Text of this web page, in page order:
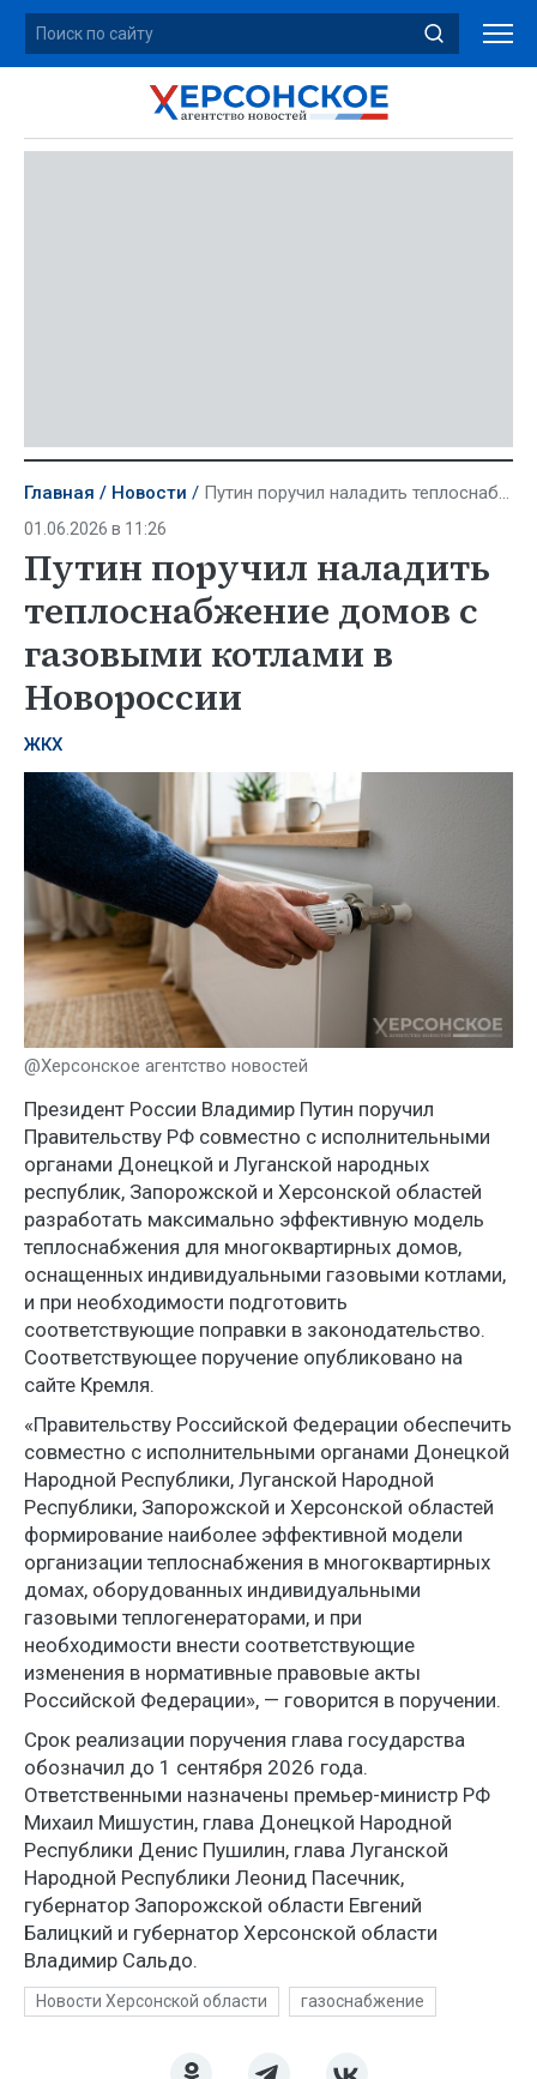
Главная Новости Путин поручил наладить теплоснабжение домов с газовыми котлами в Новороссии
01.06.2026 в 11:26
Путин поручил наладить
теплоснабжение домов с
газовыми котлами в
Новороссии
ЖКХ
@Херсонское агентство новостей
Президент России Владимир Путин поручил
Правительству РФ совместно с исполнительными
органами Донецкой и Луганской народных
республик, Запорожской и Херсонской областей
разработать максимально эффективную модель
теплоснабжения для многоквартирных домов,
оснащенных индивидуальными газовыми котлами,
и при необходимости подготовить
соответствующие поправки в законодательство.
Соответствующее поручение опубликовано на
сайте Кремля.
«Правительству Российской Федерации обеспечить
совместно с исполнительными органами Донецкой
Народной Республики, Луганской Народной
Республики, Запорожской и Херсонской областей
формирование наиболее эффективной модели
организации теплоснабжения в многоквартирных
домах, оборудованных индивидуальными
газовыми теплогенераторами, и при
необходимости внести соответствующие
изменения в нормативные правовые акты
Российской Федерации», — говорится в поручении.
Срок реализации поручения глава государства
обозначил до 1 сентября 2026 года.
Ответственными назначены премьер-министр РФ
Михаил Мишустин, глава Донецкой Народной
Республики Денис Пушилин, глава Луганской
Народной Республики Леонид Пасечник,
губернатор Запорожской области Евгений
Балицкий и губернатор Херсонской области
Владимир Сальдо.
Новости Херсонской области газоснабжение